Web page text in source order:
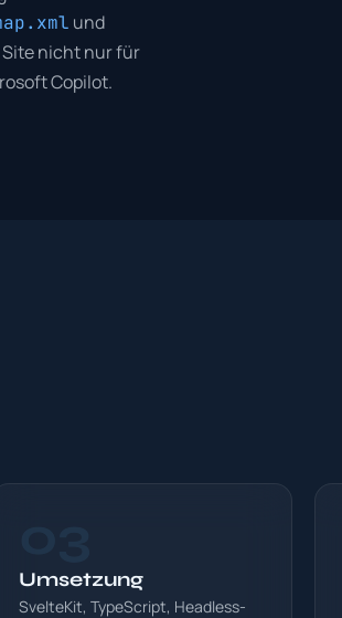
und
Site nicht nur für
Copilot.
Umsetzung
SvelteKit, TypeScript, Headless-